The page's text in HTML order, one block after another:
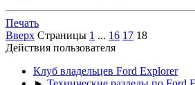
Печать
Вверх Страницы 1 ... 16 17 18
Действия пользователя
Клуб владельцев Ford Explorer